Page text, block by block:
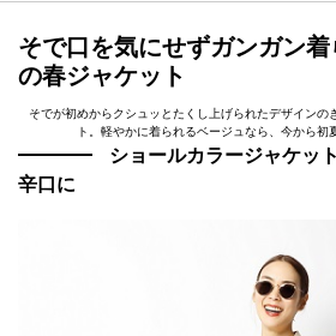
そで口を気にせずガンガン着
の春ジャケット
そでが初めからクシュッとたくし上げられたデザインの
ト。軽やかに着られるベージュなら、今から初
ショールカラージャケッ
辛口に